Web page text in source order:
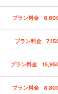
プラン料金
プラン料金
プラン料金
プラン料金